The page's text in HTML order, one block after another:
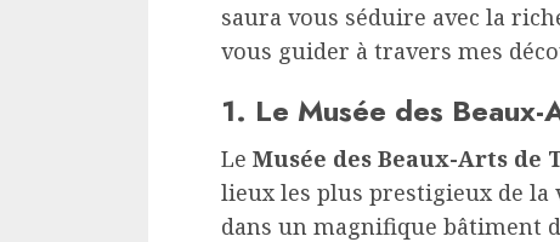
saura vous séduire avec la
vous guider à travers mes
1. Le Musée des Beaux-
Le Musée des Beaux-Arts de
lieux les plus prestigieux de la
dans un magnifique bâtiment